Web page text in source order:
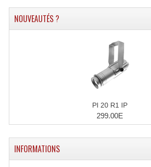
NOUVEAUTÉS ?
PI 20 R1 IP
299.00E
INFORMATIONS